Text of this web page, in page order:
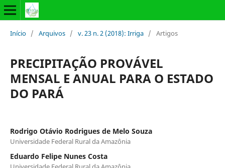
Início / Arquivos / v. 23 n. 2 (2018): Irriga / Artigos
PRECIPITAÇÃO PROVÁVEL
MENSAL E ANUAL PARA O ESTADO
DO PARÁ
Rodrigo Otávio Rodrigues de Melo Souza
Universidade Federal Rural da Amazônia
Eduardo Felipe Nunes Costa